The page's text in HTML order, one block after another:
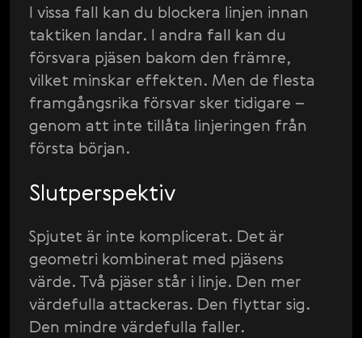
I vissa fall kan du blockera linjen innan
taktiken landar. I andra fall kan du
försvara pjäsen bakom den främre,
vilket minskar effekten. Men de flesta
framgångsrika försvar sker tidigare –
genom att inte tillåta linjeringen från
första början.
Slutperspektiv
Spjutet är inte komplicerat. Det är
geometri kombinerat med pjäsens
värde. Två pjäser står i linje. Den mer
värdefulla attackeras. Den flyttar sig.
Den mindre värdefulla faller.